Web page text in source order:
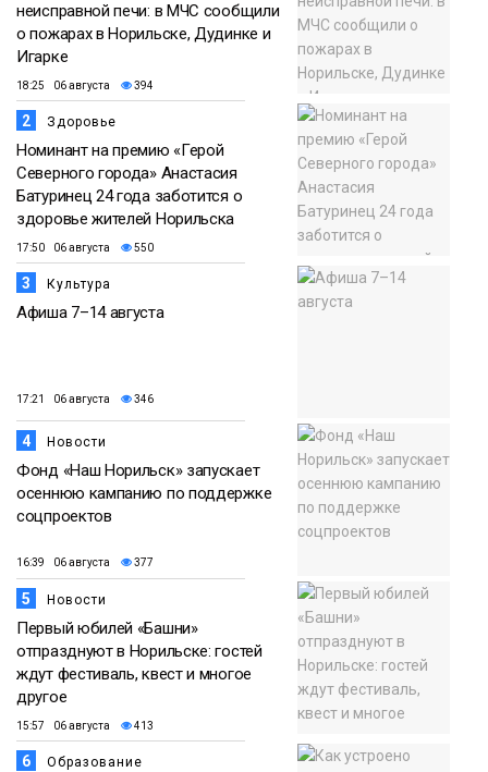
неисправной печи: в МЧС сообщили
о пожарах в Норильске, Дудинке и
Игарке
18:25 06 августа 394
2 Здоровье
Номинант на премию «Герой
Северного города» Анастасия
Батуринец 24 года заботится о
здоровье жителей Норильска
17:50 06 августа 550
3 Культура
Афиша 7–14 августа
17:21 06 августа 346
4 Новости
Фонд «Наш Норильск» запускает
осеннюю кампанию по поддержке
соцпроектов
16:39 06 августа 377
5 Новости
Первый юбилей «Башни»
отпразднуют в Норильске: гостей
ждут фестиваль, квест и многое
другое
15:57 06 августа 413
6 Образование